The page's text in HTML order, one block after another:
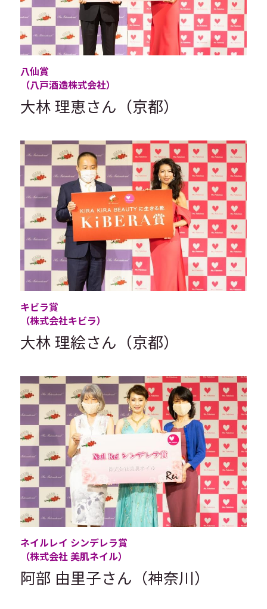
八仙賞
（八戸酒造株式会社）
大林 理恵さん（京都）
キビラ賞
（株式会社キビラ）
大林 理絵さん（京都）
ネイルレイ シンデレラ賞
（株式会社 美肌ネイル）
阿部 由里子さん（神奈川）